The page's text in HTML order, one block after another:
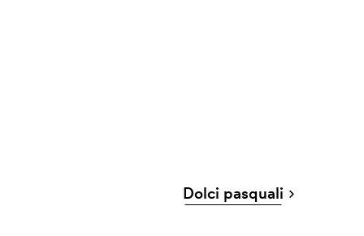
Dolci pasquali